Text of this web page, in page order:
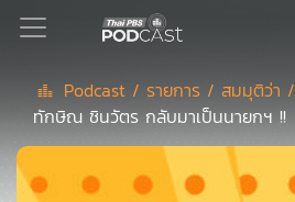
Podcast
Podcast / รายการ /สมมุติว่า /
ทักษิณ ชินวัตร กลับมาเป็นนายกฯ !!